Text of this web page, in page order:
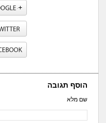
הוסף תגובה
שם מלא